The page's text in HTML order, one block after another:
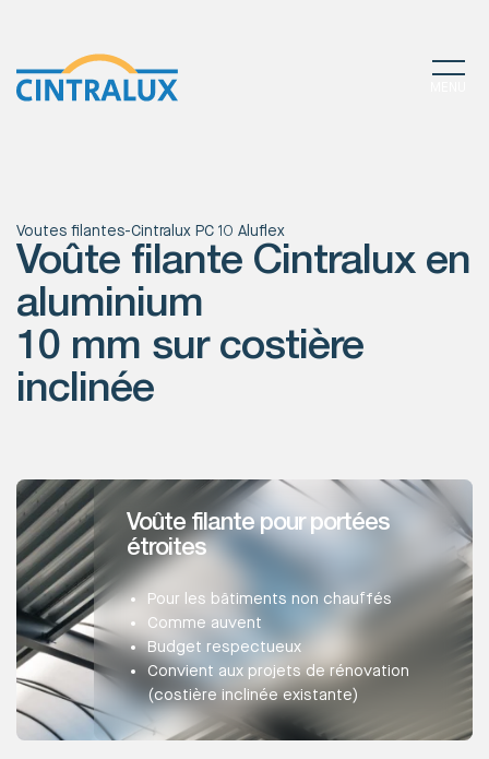
Voutes filantes-Cintralux PC 10 Aluflex
Voûte filante Cintralux en
aluminium
10 mm sur costière
inclinée
Voûte filante pour portées
étroites
Pour les bâtiments non chauffés
Comme auvent
Budget respectueux
Convient aux projets de rénovation
(costière inclinée existante)